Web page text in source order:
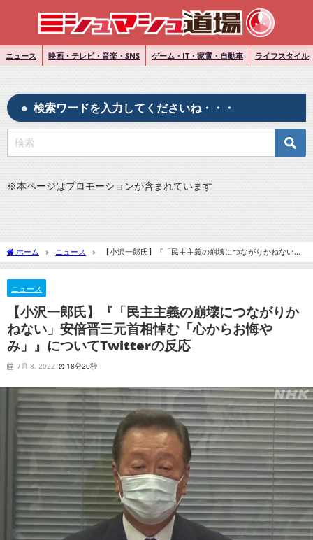
ニュース 映画・テレビ・音楽・SNS ゲーム・IT・家電・自動車 ライフスタイル
検索ワードを入力してくださいね・・・
※本ページはプロモーションが含まれています
ホーム ニュース
【小沢一郎氏】『「民主主義の崩壊につながりかねない」
安倍晋三元首相悼む「心からお悔やみ」』についてTwitterの反応
ニュース
【小沢一郎氏】『「民主主義の崩壊につながりか
ねない」安倍晋三元首相悼む「心からお悔や
み」』についてTwitterの反応
7月 8, 2022 18分20秒